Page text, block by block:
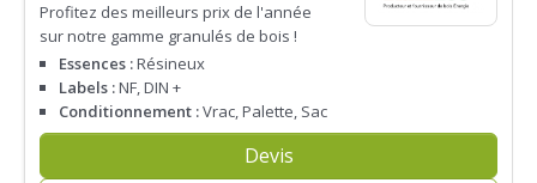
Profitez des meilleurs prix de l'année
sur notre gamme granulés de bois !
Essences :Résineux
Labels :NF, DIN +
Conditionnement :Vrac, Palette, Sac
Devis